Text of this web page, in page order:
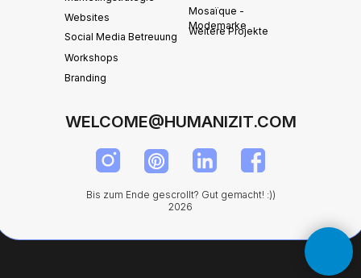
Bis zum Ende gescrollt? Gut gemacht! :))
2026
WELCOME@HUMANIZIT.COM
Mosaïque -
Modemarke
Branding
Workshops
Social Media Betreuung
Websites
Weitere Projekte